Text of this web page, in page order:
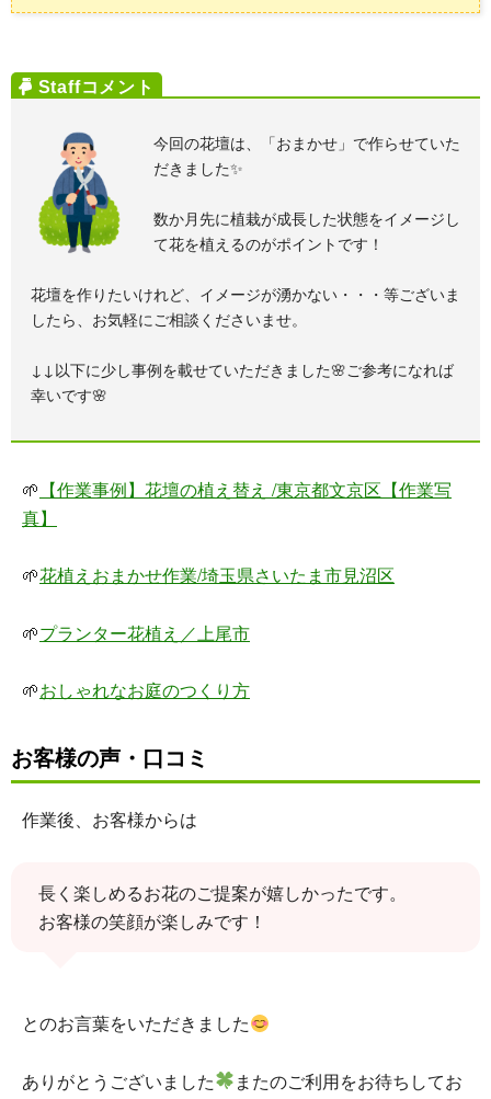
今回の花壇は、「おまかせ」で作らせていた
だきました✨
数か月先に植栽が成長した状態をイメージし
て花を植えるのがポイントです！
花壇を作りたいけれど、イメージが湧かない・・・等ございま
したら、お気軽にご相談くださいませ。
↓↓以下に少し事例を載せていただきました🌸ご参考になれば
幸いです🌸
🌱 【作業事例】花壇の植え替え /東京都文京区【作業写
真】
🌱花植えおまかせ作業/埼玉県さいたま市見沼区
🌱プランター花植え／上尾市
🌱おしゃれなお庭のつくり方
お客様の声・口コミ
作業後、お客様からは
長く楽しめるお花のご提案が嬉しかったです。
お客様の笑顔が楽しみです！
とのお言葉をいただきました
ありがとうございました
またのご利用をお待ちしてお